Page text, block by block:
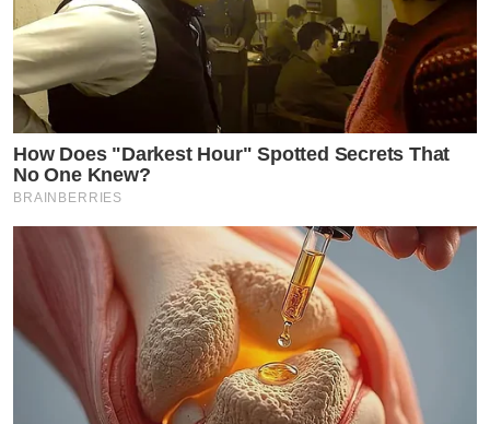
How Does "Darkest Hour" Spotted Secrets That
No One Knew?
BRAINBERRIES